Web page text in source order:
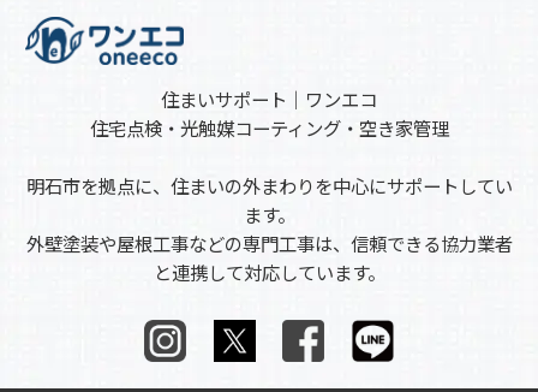
住まいサポート｜ワンエコ
住宅点検・光触媒コーティング・空き家管理
明石市を拠点に、住まいの外まわりを中心にサポートしてい
ます。
外壁塗装や屋根工事などの専門工事は、信頼できる協力業者
と連携して対応しています。